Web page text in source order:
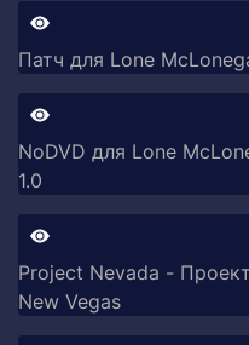
Патч для Lone
NoDVD для Lone
1.0
Project Nevada -
New Vegas